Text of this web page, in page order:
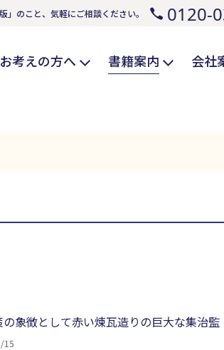
のこと、気軽にご相談ください。 0120-
考えの方へ 書籍案内 会社
象徴として赤い煉瓦造りの巨大な集治
、政府は石炭による外貨と、エネルギー
15